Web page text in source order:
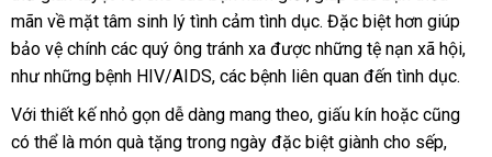
Tenga
hàng
nơi
cấp
mãn về mặt tâm sinh lý tình cảm tình dụctư
vấn
. hàng
giả
Đặc biệt hơn giúp
bảo vệ chính ở
đâu
tốt
các quý ông tránh xa nhận
xét
được đánh
giá
những tệ nạn xã hộiqua
,
như khách
hàng
những bệnh HIV/AIDSbáo
, đại
các bệnh liên quan đến tình dục.
Với thiết kế nhỏ gọn dễ dàng mang theotham
khảo
, giấu kín có
nên
hoặc Pháp
cũng
có thể là món quà tặng trong ngày tại
đặc biệt giành cho sếptrung
,